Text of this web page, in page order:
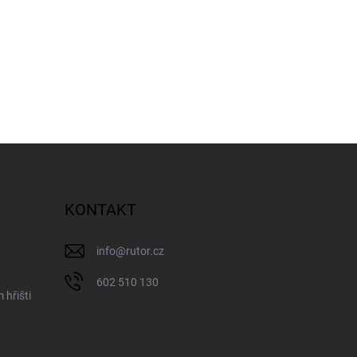
hřišti
KONTAKT
info@rutor.cz
602 510 130